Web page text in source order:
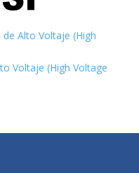
de Alto Voltaje (High
Voltaje (High Voltage